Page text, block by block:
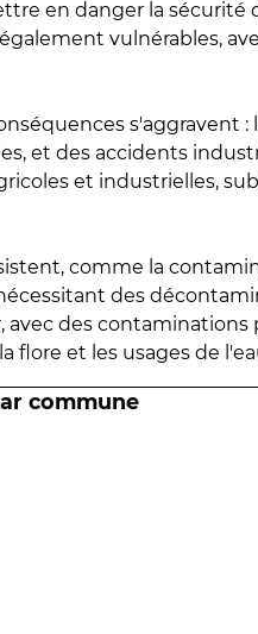
en danger la sécurité
vulnérables,
s'aggravent
et des accidents
et industrielles,
comme la
des
des contaminations
flore et les usages de
commune